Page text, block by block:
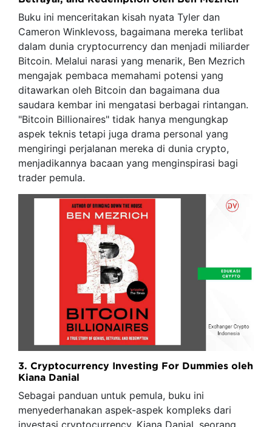
Buku ini menceritakan kisah nyata Tyler dan
Cameron Winklevoss, bagaimana mereka terlibat
dalam dunia cryptocurrency dan menjadi miliarder
Bitcoin. Melalui narasi yang menarik, Ben Mezrich
mengajak pembaca memahami potensi yang
ditawarkan oleh Bitcoin dan bagaimana dua
saudara kembar ini mengatasi berbagai rintangan.
"Bitcoin Billionaires" tidak hanya mengungkap
aspek teknis tetapi juga drama personal yang
mengiringi perjalanan mereka di dunia crypto,
menjadikannya bacaan yang menginspirasi bagi
trader pemula.
3. Cryptocurrency Investing For Dummies oleh
Kiana Danial
Sebagai panduan untuk pemula, buku ini
menyederhanakan aspek-aspek kompleks dari